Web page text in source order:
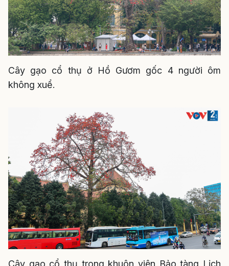
Cây gạo cổ thụ ở Hồ Gươm gốc 4 người ôm
không xuể.
Cây gạo cổ thụ trong khuôn viên Bảo tàng Lịch